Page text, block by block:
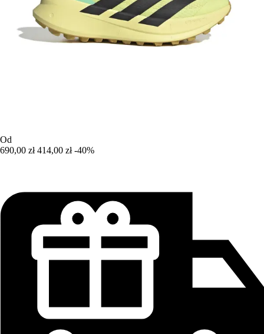
Od
690,00 zł 414,00 zł -40%